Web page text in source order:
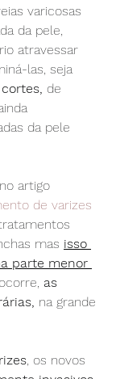
varicosas
da pele,
atravessar
las, seja
de
da pele
artigo
de varizes
mas isso
parte menor
as
na grande
, os novos